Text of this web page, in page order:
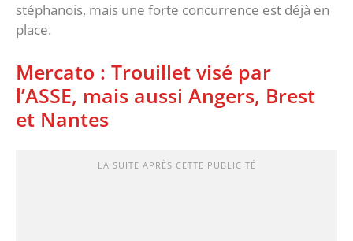
stéphanois, mais une forte concurrence est déjà en
place.
Mercato : Trouillet visé par
l’ASSE, mais aussi Angers, Brest
et Nantes
LA SUITE APRÈS CETTE PUBLICITÉ